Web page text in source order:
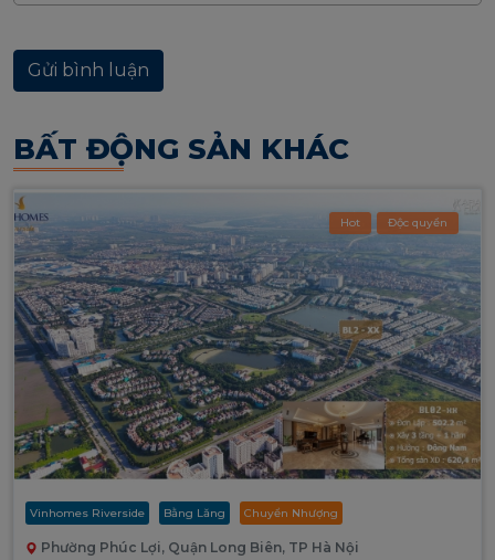
BẤT ĐỘNG SẢN KHÁC
Hot Độc quyền
Vinhomes Riverside Bằng Lăng Chuyển Nhượng
Phường Phúc Lợi, Quận Long Biên, TP Hà Nội